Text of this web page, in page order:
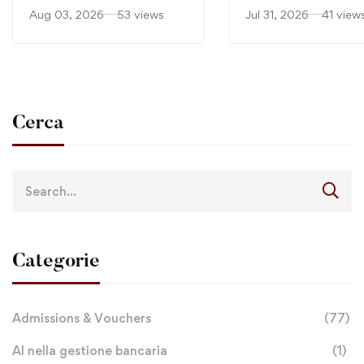
Aug 03, 2026 53 views Jul 31, 2026 41
Cerca
Categorie
Admissions & Vouchers (77)
AI nella gestione bancaria (1)